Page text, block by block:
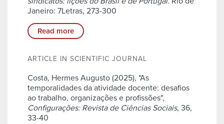
Janeiro: 7Letras, 273-300
Read more
ARTICLE IN SCIENTIFIC JOURNAL
Costa, Hermes Augusto (2025), "As
temporalidades da atividade docente: desafios
ao trabalho, organizações e profissões",
Configurações: Revista de Ciências Sociais, 36,
33-40